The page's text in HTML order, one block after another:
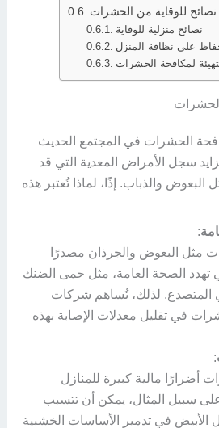
نصائح للوقاية من الحشرات
نصائح منزلية للوقاية
على نظافة المنزل
لمكافحة الحشرات
الحشرات في المجتمع الحديث
سجل الأمراض المعدية التي قد
والذباب. إذًا، لماذا تُعتبر هذه
:
مثل البعوض والجرذان مصدرًا
تهدد الصحة العامة، مثل حمى الضنك
المتصدع. لذلك، تُساهم شركات
في تقليل معدلات الإصابة بهذه
:
أضرارًا مالية كبيرة للمنازل
سبيل المثال، يمكن أن تتسبب
الأبيض في تدمير الأساسات الخشبية